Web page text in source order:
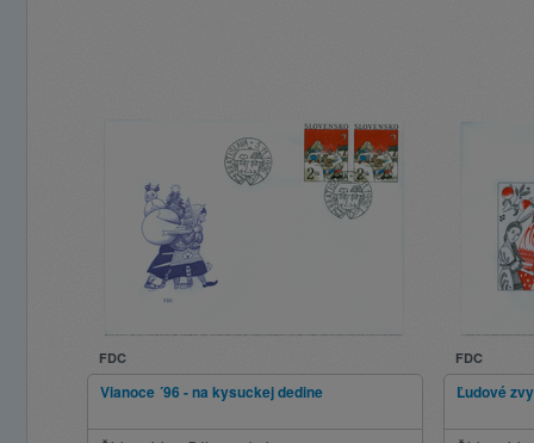
FDC
Vianoce ´96 - na kysuckej dedine
FDC
Ľudové